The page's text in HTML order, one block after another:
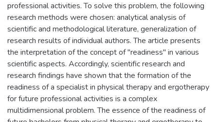
professional activities. To solve this problem, the following
research methods were chosen: analytical analysis of
scientific and methodological literature, generalization of
research results of individual authors. The article presents
the interpretation of the concept of "readiness" in various
scientific aspects. Accordingly, scientific research and
research findings have shown that the formation of the
readiness of a specialist in physical therapy and ergotherapy
for future professional activities is a complex
multidimensional problem. The essence of the readiness of